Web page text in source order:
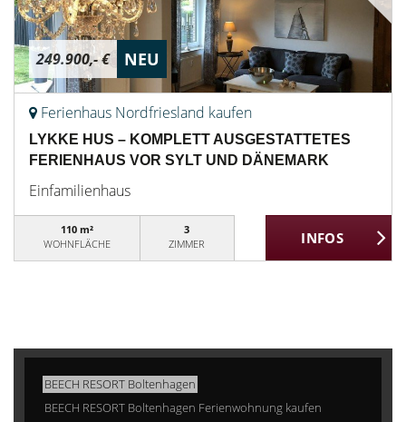
249.900,- € NEU
Ferienhaus Nordfriesland kaufen
LYKKE HUS – KOMPLETT AUSGESTATTETES
FERIENHAUS VOR SYLT UND DÄNEMARK
Einfamilienhaus
110 m²
WOHNFLÄCHE
3
ZIMMER
BEECH RESORT Boltenhagen
BEECH RESORT Boltenhagen Ferienwohnung kaufen